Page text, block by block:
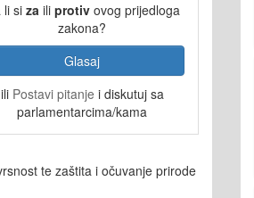
li si zaili protivovog prijedloga
zakona?
Glasaj
ili Postavi pitanje i diskutuj sa
parlamentarcima/kama
te zaštita i očuvanje prirode